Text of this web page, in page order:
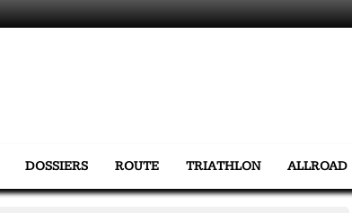
DOSSIERS ROUTE TRIATHLON ALLROAD